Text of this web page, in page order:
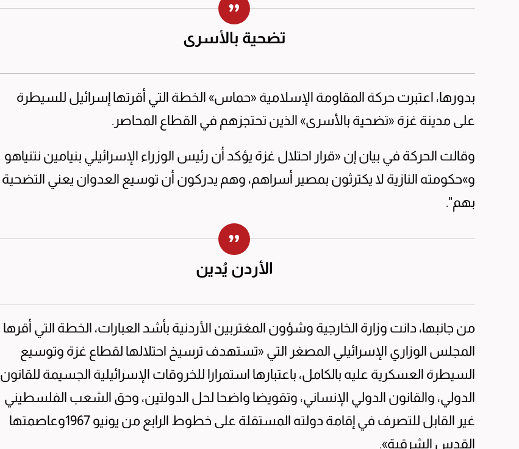
تضحية بالأسرى
بدورها، اعتبرت حركة المقاومة الإسلامية «حماس» الخطة التي أقرتها إسرائيل للسيطرة
على مدينة غزة «تضحية بالأسرى» الذين تحتجزهم في القطاع المحاصر.
وقالت الحركة في بيان إن «قرار احتلال غزة يؤكد أن رئيس الوزراء الإسرائيلي بنيامين نتنياهو
و»حكومته النازية لا يكترثون بمصير أسراهم، وهم يدركون أن توسيع العدوان يعني التضحية
بهم".
الأردن يُدين
من جانبها، دانت وزارة الخارجية وشؤون المغتربين الأردنية بأشد العبارات، الخطة التي أقرها
المجلس الوزاري الإسرائيلي المصغر التي «تستهدف ترسيخ احتلالها لقطاع غزة وتوسيع
السيطرة العسكرية عليه بالكامل، باعتبارها استمرارا للخروقات الإسرائيلية الجسيمة للقانون
الدولي، والقانون الدولي الإنساني، وتقويضا واضحا لحل الدولتين، وحق الشعب الفلسطيني
غير القابل للتصرف في إقامة دولته المستقلة على خطوط الرابع من يونيو 1967وعاصمتها
القدس الشرقية».